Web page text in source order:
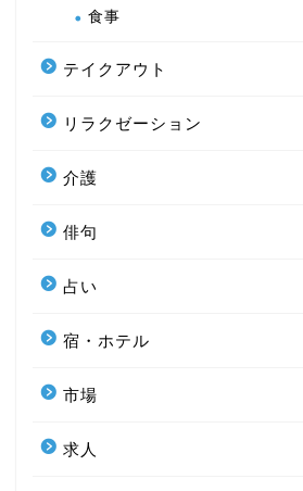
食事
テイクアウト
リラクゼーション
介護
俳句
占い
宿・ホテル
市場
求人